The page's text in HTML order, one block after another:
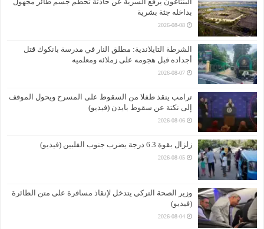
بداخله جثة بشرية
2026-08-08
الشرطة التايلاندية: مطلق النار في مدرسة بانكوك قتل
أجداده قبل هجومه على زملائه ومعلميه
2026-08-07
ترامب ينقذ طفلا من السقوط على المسرح ويحول الموقف
إلى نكتة عن سقوط بايدن (فيديو)
2026-08-06
زلزال بقوة 6.3 درجة يضرب جنوب الفلبين (فيديو)
2026-08-05
وزير الصحة التركي يتدخل لإنقاذ مسافرة على متن الطائرة
(فيديو)
2026-08-04